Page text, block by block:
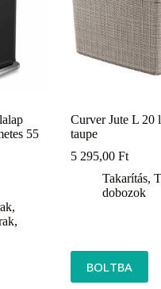
55
,
,
Curver Jute L 20
taupe
5 295,00Ft
Takarítás,
dobozok
BOLTBA